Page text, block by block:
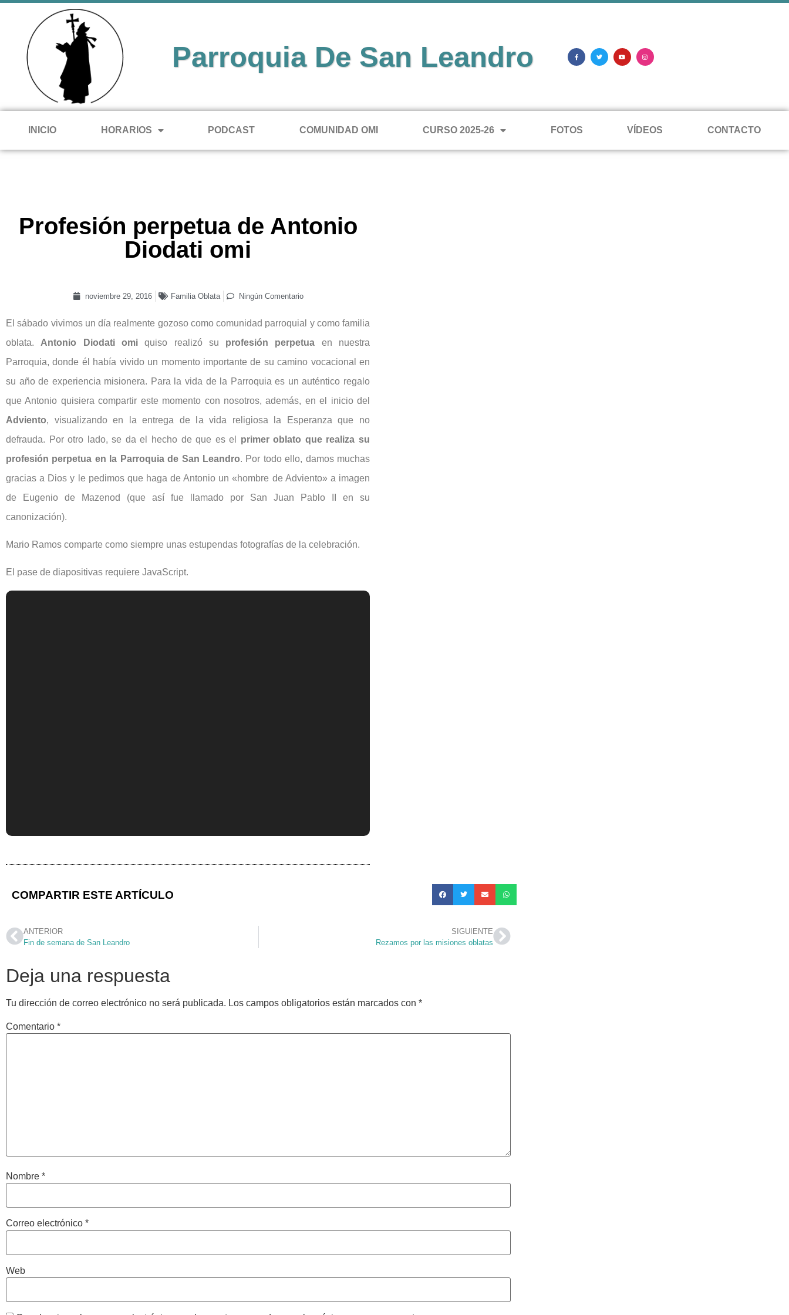
Parroquia De San Leandro
INICIO HORARIOS PODCAST COMUNIDAD OMI CURSO 2025-26 FOTOS VÍDEOS CONTACTO
Profesión perpetua de Antonio
Diodati omi
noviembre 29, 2016 Familia Oblata Ningún Comentario
El sábado vivimos un día realmente gozoso como comunidad parroquial y como familia
oblata. Antonio Diodati omiquiso realizó su profesión perpetua en nuestra
Parroquia, donde él había vivido un momento importante de su camino vocacional en
su año de experiencia misionera. Para la vida de la Parroquia es un auténtico regalo
que Antonio quisiera compartir este momento con nosotros, además, en el inicio del
Adviento, visualizando en la entrega de la vida religiosa la Esperanza que no
defrauda. Por otro lado, se da el hecho de que es el primer oblato que realiza su
profesión perpetua en la Parroquia de San Leandro. Por todo ello, damos muchas
gracias a Dios y le pedimos que haga de Antonio un «hombre de Adviento» a imagen
de Eugenio de Mazenod (que así fue llamado por San Juan Pablo II en su
canonización).
Mario Ramos comparte como siempre unas estupendas fotografías de la celebración.
El pase de diapositivas requiere JavaScript.
COMPARTIR ESTE ARTÍCULO
ANTERIOR
Fin de semana de San Leandro
SIGUIENTE
Rezamos por las misiones oblatas
Deja una respuesta
Tu dirección de correo electrónico no será publicada. Los campos obligatorios están marcados con *
Comentario *
Nombre *
Correo electrónico *
Web